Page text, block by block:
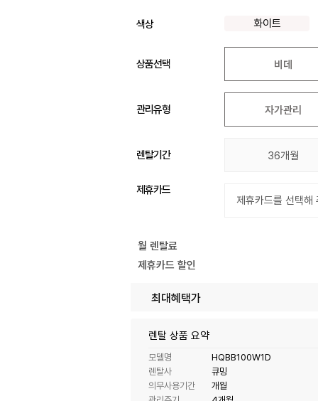
색상 화이트
상품선택 비데
관리유형 자가관리
렌탈기간 36개월
제휴카드
월 렌탈료
제휴카드 할인
최대혜택가
렌탈 상품 요약
모델명
HQBB100W1D
렌탈사
큐밍
의무사용기간
개월